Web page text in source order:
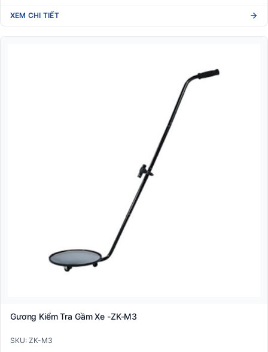
XEM CHI TIẾT
Gương Kiểm Tra Gầm Xe -ZK-M3
SKU: ZK-M3